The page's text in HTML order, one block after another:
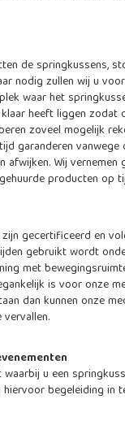
de springkussens,
nodig zullen wij u
waar het
heeft liggen
zoveel mogelijk
garanderen
afwijken. Wij
producten op
gecertificeerd en
gebruikt wordt
met
is voor onze
dan kunnen onze
waarbij u een
begeleiding in